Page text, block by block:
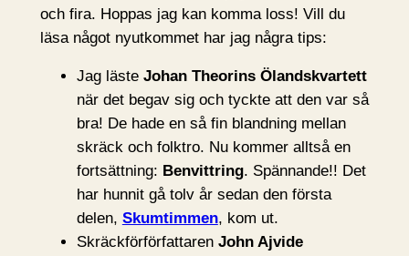
och fira. Hoppas jag kan komma loss! Vill du
läsa något nyutkommet har jag några tips:
Jag läste Johan Theorins Ölandskvartett
när det begav sig och tyckte att den var så
bra! De hade en så fin blandning mellan
skräck och folktro. Nu kommer alltså en
fortsättning: Benvittring. Spännande!! Det
har hunnit gå tolv år sedan den första
delen, Skumtimmen, kom ut.
Skräckförförfattaren John Ajvide